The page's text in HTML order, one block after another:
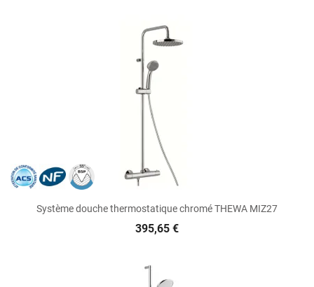
Système douche thermostatique chromé THEWA MIZ27
395,65 €